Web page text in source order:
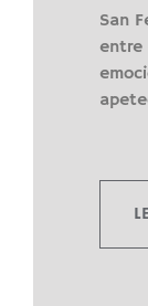
San
entre